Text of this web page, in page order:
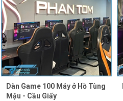
Dàn Game 100 Máy ở Hồ Tùng
Mậu - Cầu Giấy